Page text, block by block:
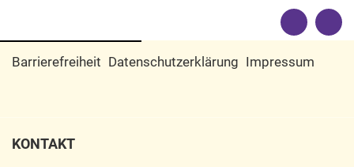
Barrierefreiheit Datenschutzerklärung Impressum
KONTAKT